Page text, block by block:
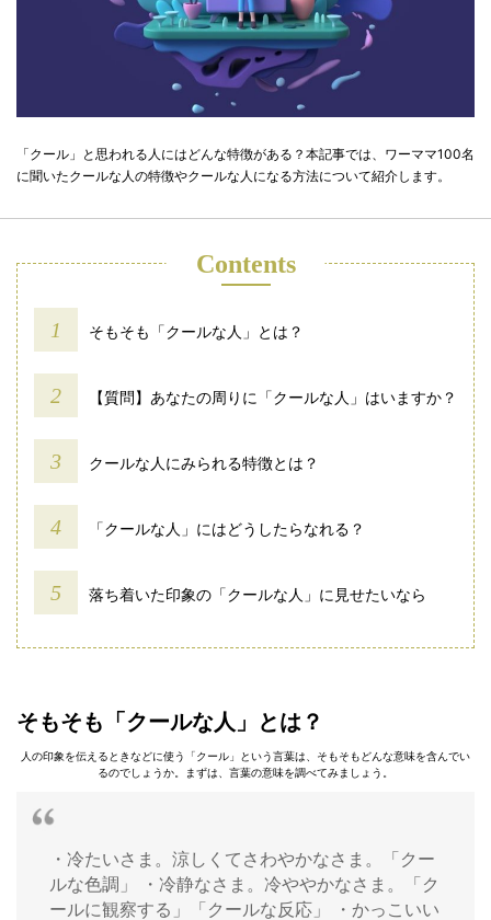
「クール」と思われる人にはどんな特徴がある？本記事では、ワーママ100名
に聞いたクールな人の特徴やクールな人になる方法について紹介します。
Contents
そもそも「クールな人」とは？
【質問】あなたの周りに「クールな人」はいますか？
クールな人にみられる特徴とは？
「クールな人」にはどうしたらなれる？
落ち着いた印象の「クールな人」に見せたいなら
そもそも「クールな人」とは？
人の印象を伝えるときなどに使う「クール」という言葉は、そもそもどんな意味を含んでい
るのでしょうか。まずは、言葉の意味を調べてみましょう。
・冷たいさま。涼しくてさわやかなさま。「クー
ルな色調」 ・冷静なさま。冷ややかなさま。「ク
ールに観察する」「クールな反応」 ・かっこいい